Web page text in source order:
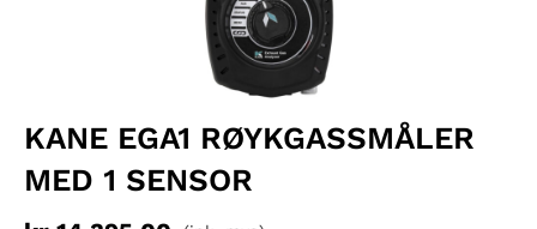
KANE EGA1 RØYKGASSMÅLER
MED 1 SENSOR